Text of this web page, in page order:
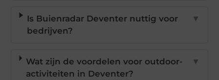
Is Buienradar Deventer nuttig voor
bedrijven?
▼
Wat zijn de voordelen voor outdoor-
activiteiten in Deventer?
▼